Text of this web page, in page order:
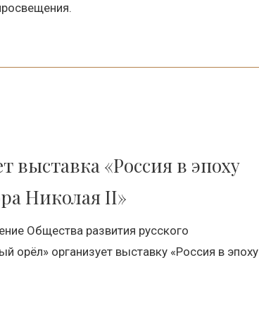
выставка «Россия в эпоху
Николая II»
Общества развития русского
орёл» организует выставку «Россия в эпоху